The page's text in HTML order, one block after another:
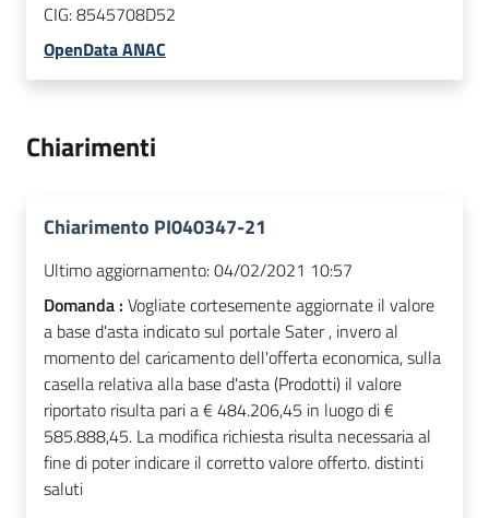
CIG:8545708D52
OpenData ANAC
Chiarimenti
Chiarimento PI040347-21
Ultimo aggiornamento:04/02/2021 10:57
Domanda : Vogliate cortesemente aggiornate il valore
a base d'asta indicato sul portale Sater , invero al
momento del caricamento dell'offerta economica, sulla
casella relativa alla base d'asta (Prodotti) il valore
riportato risulta pari a € 484.206,45 in luogo di €
585.888,45. La modifica richiesta risulta necessaria al
fine di poter indicare il corretto valore offerto. distinti
saluti